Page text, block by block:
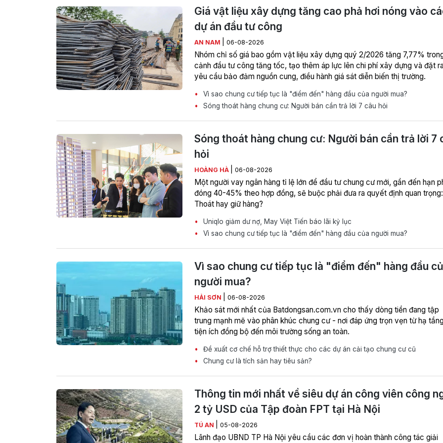
Giá vật liệu xây dựng tăng cao phả hơi nóng vào
dự án đầu tư công
AN NAM 06-08-2026
Nhóm chỉ số giá bao gồm vật liệu xây dựng quý 2/2026 tăng 7,77%
cảnh đầu tư công tăng tốc, tạo thêm áp lực lên chi phí xây dựng và đặt ra
yêu cầu bảo đảm nguồn cung, điều hành giá sát diễn biến thị trường.
Vì sao chung cư tiếp tục là "điểm đến" hàng đầu của người mua?
Sóng thoát hàng chung cư: Người bán cần trả lời 7 câu hỏi
Sóng thoát hàng chung cư: Người bán cần trả lời 7
hỏi
HOÀNG HÀ 06-08-2026
Một người vay ngân hàng tỉ lệ lớn để đầu tư chung cư mới, gần đến hạn
đóng 40-45% theo hợp đồng, sẽ buộc phải đưa ra quyết định quan trọng:
Thoát hay giữ hàng?
Uniqlo giảm dư nợ, May Việt Tiến báo lãi kỷ lục
Vì sao chung cư tiếp tục là "điểm đến" hàng đầu của người mua?
Vì sao chung cư tiếp tục là "điểm đến" hàng đầu
người mua?
HẢI SƠN 06-08-2026
Khảo sát mới nhất của Batdongsan.com.vn cho thấy dòng tiền đang tập
trung mạnh mẽ vào phân khúc chung cư - nơi đáp ứng trọn vẹn từ hạ
tiện ích đồng bộ đến môi trường sống an toàn.
Đề xuất cơ chế hỗ trợ thiết thực cho các dự án cải tạo chung cư cũ
Chung cư là tích sản hay tiêu sản?
Thông tin mới nhất về siêu dự án công viên công
2 tỷ USD của Tập đoàn FPT tại Hà Nội
TÚ AN 05-08-2026
Lãnh đạo UBND TP Hà Nội yêu cầu các đơn vị hoàn thành công tác giải